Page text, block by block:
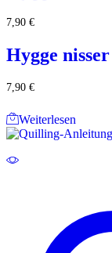
7,90 €
Hygge
7,90 €
Weiterlesen